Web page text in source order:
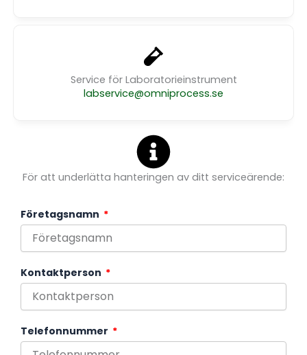
Service för Laboratorieinstrument
labservice@omniprocess.se
För att underlätta hanteringen av ditt serviceärende:
Företagsnamn
Kontaktperson
Telefonnummer